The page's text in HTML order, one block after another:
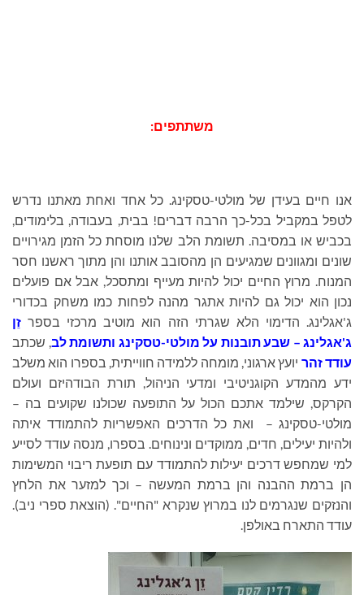
משתתפים:
אנו חיים בעידן של מולטי-טסקינג. כל אחד ואחת מאתנו נדרש
לטפל במקביל בכל-כך הרבה דברים! בבית, בעבודה, בלימודים,
בכביש או במסיבה. תשומת הלב שלנו מוסחת כל הזמן מגירויים
שונים ומגוונים שמגיעים הן מהסובב אותנו והן מתוך ראשנו חסר
המנוח. מרוץ החיים יכול להיות מעייף ומתסכל, אבל אם פועלים
נכון הוא יכול גם להיות אתגר מהנה לפחות כמו משחק בכדורי
ג'אגלינג. הדימוי הלא שגרתי הזה הוא מוטיב מרכזי בספר זֵן
ג'אגלינג – שבע תובנות על מולטי-טסקינג ותשומת לב, שכתב
עודד זהר יועץ ארגוני, מומחה ללמידה חווייתית, בספרו הוא משלב
ידע מהמדע הקוגניטיבי ומדעי הניהול, תורת הבודהיזם ועולם
הקרקס, שילמד אתכם הכול על התופעה שכולנו שקועים בה –
מולטי-טסקינג – ואת כל הדרכים האפשריות להתמודד איתה
ולהיות יעילים, חדים, ממוקדים ונינוחים. בספרו, מנסה עודד לסייע
למי שמחפש דרכים יעילות להתמודד עם תופעת ריבוי המשימות
הן ברמת ההבנה והן ברמת המעשה – וכך למזער את הלחץ
והנזקים שנגרמים לנו במרוץ שנקרא "החיים". (הוצאת ספרי ניב).
עודד התארח באולפן.